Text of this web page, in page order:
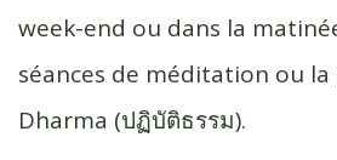
week-end ou dans la
séances de méditation ou
Dharma (ปฏิบัติธรรม).